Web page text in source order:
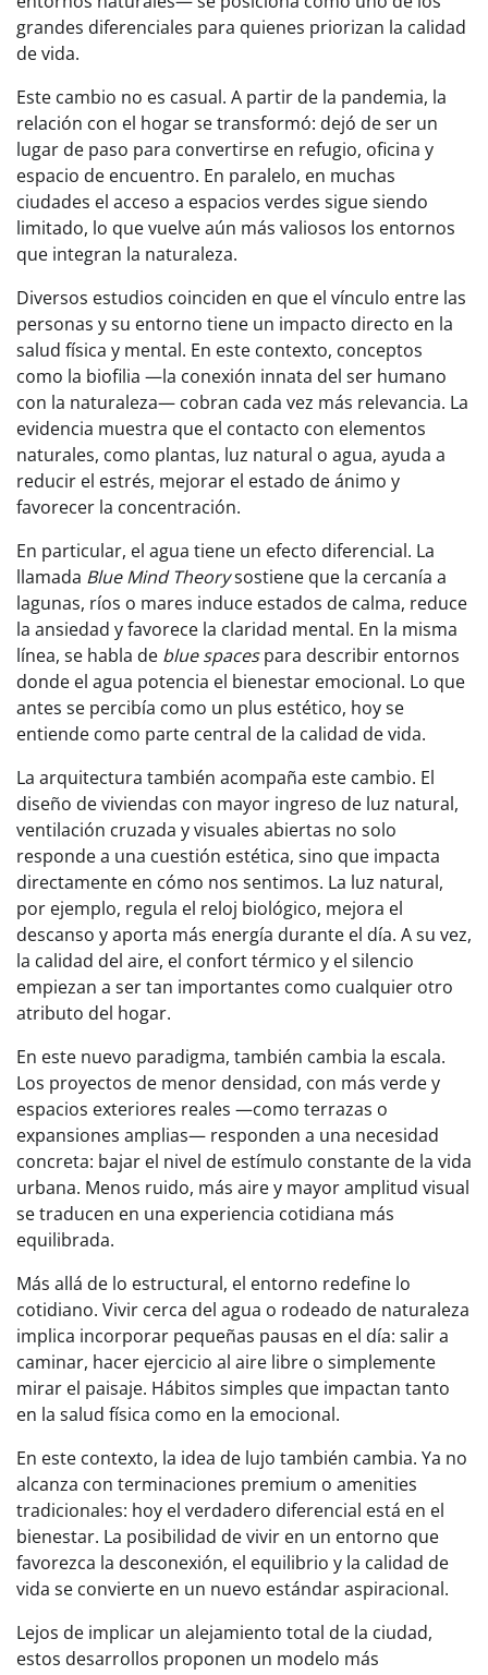
grandes diferenciales para quienes priorizan la calidad
de vida.
Este cambio no es casual. A partir de la pandemia, la
relación con el hogar se transformó: dejó de ser un
lugar de paso para convertirse en refugio, oficina y
espacio de encuentro. En paralelo, en muchas
ciudades el acceso a espacios verdes sigue siendo
limitado, lo que vuelve aún más valiosos los entornos
que integran la naturaleza.
Diversos estudios coinciden en que el vínculo entre las
personas y su entorno tiene un impacto directo en la
salud física y mental. En este contexto, conceptos
como la biofilia —la conexión innata del ser humano
con la naturaleza— cobran cada vez más relevancia. La
evidencia muestra que el contacto con elementos
naturales, como plantas, luz natural o agua, ayuda a
reducir el estrés, mejorar el estado de ánimo y
favorecer la concentración.
En particular, el agua tiene un efecto diferencial. La
llamada Blue Mind Theorysostiene que la cercanía a
lagunas, ríos o mares induce estados de calma, reduce
la ansiedad y favorece la claridad mental. En la misma
línea, se habla de blue spacespara describir entornos
donde el agua potencia el bienestar emocional. Lo que
antes se percibía como un plus estético, hoy se
entiende como parte central de la calidad de vida.
La arquitectura también acompaña este cambio. El
diseño de viviendas con mayor ingreso de luz natural,
ventilación cruzada y visuales abiertas no solo
responde a una cuestión estética, sino que impacta
directamente en cómo nos sentimos. La luz natural,
por ejemplo, regula el reloj biológico, mejora el
descanso y aporta más energía durante el día. A su vez,
la calidad del aire, el confort térmico y el silencio
empiezan a ser tan importantes como cualquier otro
atributo del hogar.
En este nuevo paradigma, también cambia la escala.
Los proyectos de menor densidad, con más verde y
espacios exteriores reales —como terrazas o
expansiones amplias— responden a una necesidad
concreta: bajar el nivel de estímulo constante de la vida
urbana. Menos ruido, más aire y mayor amplitud visual
se traducen en una experiencia cotidiana más
equilibrada.
Más allá de lo estructural, el entorno redefine lo
cotidiano. Vivir cerca del agua o rodeado de naturaleza
implica incorporar pequeñas pausas en el día: salir a
caminar, hacer ejercicio al aire libre o simplemente
mirar el paisaje. Hábitos simples que impactan tanto
en la salud física como en la emocional.
En este contexto, la idea de lujo también cambia. Ya no
alcanza con terminaciones premium o amenities
tradicionales: hoy el verdadero diferencial está en el
bienestar. La posibilidad de vivir en un entorno que
favorezca la desconexión, el equilibrio y la calidad de
vida se convierte en un nuevo estándar aspiracional.
Lejos de implicar un alejamiento total de la ciudad,
estos desarrollos proponen un modelo más